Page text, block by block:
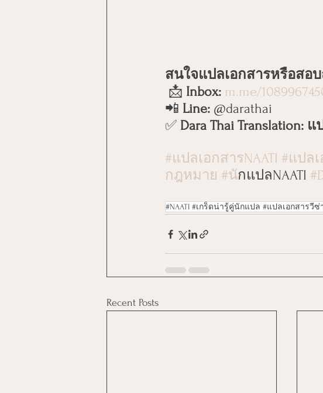
สนใจแปลเอกสารหรือสอ
📩 Inbox: m.me/
📲 Line: @darathai
✅ Dara Thai Translation:
#แปลเอกสารNAATI #แปล
กฎหมาย #นักแปลNAATI
#NAATI #เกร็ดน่ารู้คู่นักแปล #แปลเอกสารวี
Recent Posts